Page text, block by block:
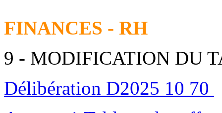
FINANCES - RH
9 - MODIFICATION DU
Délibération D2025 10 70